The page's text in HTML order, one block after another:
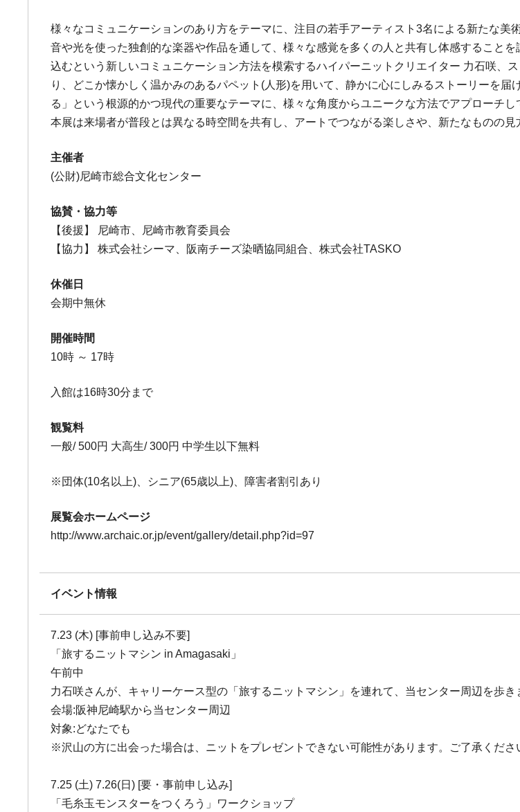
様々なコミュニケーションのあり方をテーマに、注目の若手アーティスト3名による新たな美
音や光を使った独創的な楽器や作品を通して、様々な感覚を多くの人と共有し体感すること
込むという新しいコミュニケーション方法を模索するハイパーニットクリエイター 力石咲、
り、どこか懐かしく温かみのあるパペット(人形)を用いて、静かに心にしみるストーリーを
る」という根源的かつ現代の重要なテーマに、様々な角度からユニークな方法でアプローチし
本展は来場者が普段とは異なる時空間を共有し、アートでつながる楽しさや、新たなものの
主催者
(公財)尼崎市総合文化センター
協賛・協力等
【後援】 尼崎市、尼崎市教育委員会
【協力】 株式会社シーマ、阪南チーズ染晒協同組合、株式会社TASKO
休催日
会期中無休
開催時間
10時 ～ 17時
入館は16時30分まで
観覧料
一般/ 500円 大高生/ 300円 中学生以下無料
※団体(10名以上)、シニア(65歳以上)、障害者割引あり
展覧会ホームページ
http://www.archaic.or.jp/event/gallery/detail.php?id=97
イベント情報
7.23 (木) [事前申し込み不要]
「旅するニットマシン in Amagasaki」
午前中
力石咲さんが、キャリーケース型の「旅するニットマシン」を連れて、当センター周辺を歩
会場:阪神尼崎駅から当センター周辺
対象:どなたでも
※沢山の方に出会った場合は、ニットをプレゼントできない可能性があります。ご了承くださ
7.25 (土) 7.26(日) [要・事前申し込み]
「毛糸玉モンスターをつくろう」ワークショップ